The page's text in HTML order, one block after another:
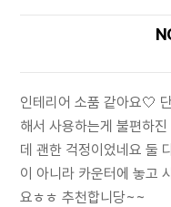
인테리어 소품 같아요🤍
해서 사용하는게 불편하
데 괜한 걱정이었네요 둘
이 아니라 카운터에 놓고
요ㅎㅎ 추천합니당~~